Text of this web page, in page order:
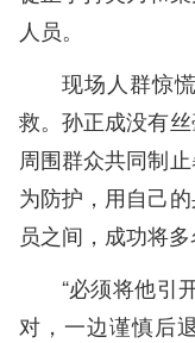
人员。
现场人群惊
救。孙正成没有
周围群众共同制
为防护，用自己
员之间，成功将
“必须将他引
对，一边谨慎后